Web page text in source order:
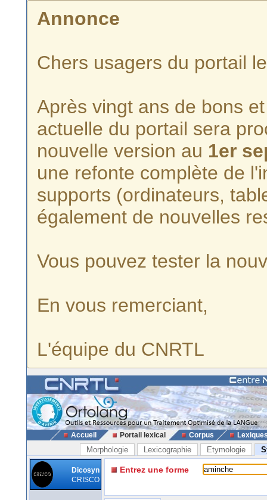
Annonce
Chers usagers du portail
Après vingt ans de bons
actuelle du portail sera
nouvelle version au 1er
une refonte complète de
supports (ordinateurs,
également de nouvelles
Vous pouvez tester la
En vous remerciant,
L'équipe du CNRTL
Accueil Portail lexical Corpus
Morphologie Lexicographie Etymologie
Dicosyn
CRISCO
Entrez une forme